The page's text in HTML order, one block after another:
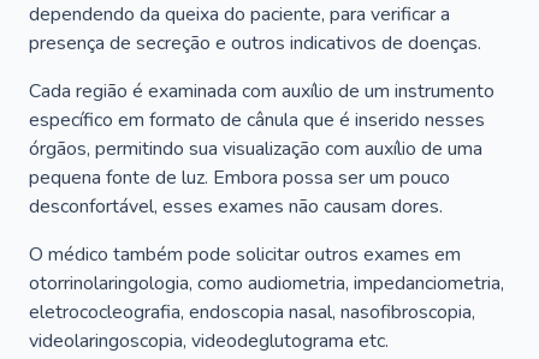
dependendo da queixa do paciente, para verificar a
presença de secreção e outros indicativos de doenças.
Cada região é examinada com auxílio de um instrumento
específico em formato de cânula que é inserido nesses
órgãos, permitindo sua visualização com auxílio de uma
pequena fonte de luz. Embora possa ser um pouco
desconfortável, esses exames não causam dores.
O médico também pode solicitar outros exames em
otorrinolaringologia, como audiometria, impedanciometria,
eletrococleografia, endoscopia nasal, nasofibroscopia,
videolaringoscopia, videodeglutograma etc.